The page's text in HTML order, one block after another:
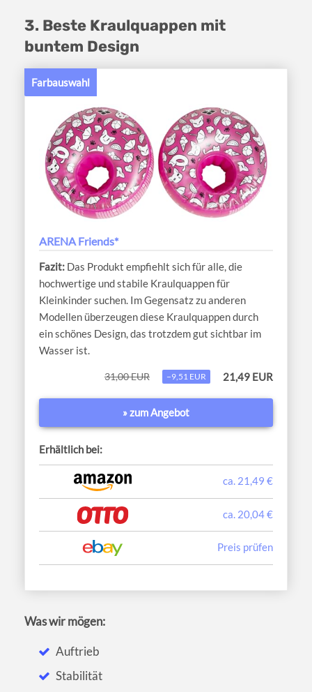
3. Beste Kraulquappen mit
buntem Design
Farbauswahl
ARENA Friends*
Das Produkt empfiehlt sich für alle, die
hochwertige und stabile Kraulquappen für
Kleinkinder suchen. Im Gegensatz zu anderen
Modellen überzeugen diese Kraulquappen durch
ein schönes Design, das trotzdem gut sichtbar im
Wasser ist.
31,00 EUR −9,51 EUR 21,49 EUR
» zum Angebot
Erhältlich bei:
ca. 21,49 €
ca. 20,04 €
Preis prüfen
Was wir mögen:
Auftrieb
Stabilität